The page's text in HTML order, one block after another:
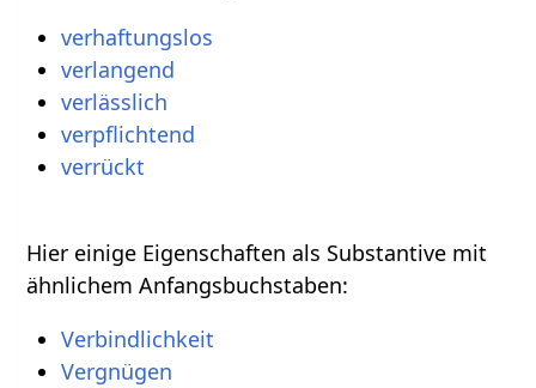
verhaftungslos
verlangend
verlässlich
verpflichtend
verrückt
Hier einige Eigenschaften als Substantive mit
ähnlichem Anfangsbuchstaben:
Verbindlichkeit
Vergnügen